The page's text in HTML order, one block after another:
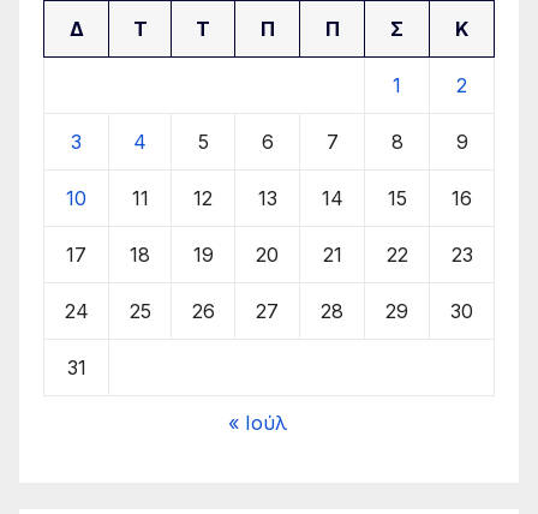
Δ Τ Τ Π Π Σ Κ
1 2
3 4 5 6 7 8 9
10 11 12 13 14 15 16
17 18 19 20 21 22 23
24 25 26 27 28 29 30
31
« Ιούλ